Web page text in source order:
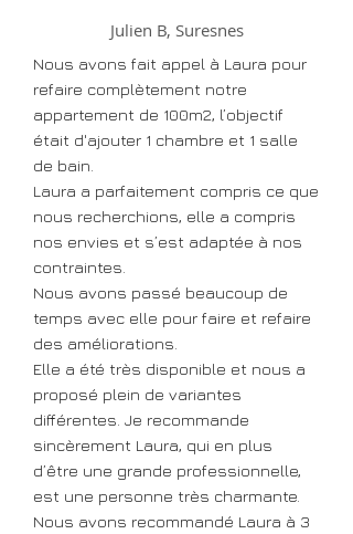
Julien B, Suresnes
Nous avons fait appel à Laura pour
refaire complètement notre
appartement de 100m2, l’objectif
était d'ajouter 1 chambre et 1 salle
de bain.
Laura a parfaitement compris ce que
nous recherchions, elle a compris
nos envies et s’est adaptée à nos
contraintes.
Nous avons passé beaucoup de
temps avec elle pour faire et refaire
des améliorations.
Elle a été très disponible et nous a
proposé plein de variantes
différentes. Je recommande
sincèrement Laura, qui en plus
d’être une grande professionnelle,
est une personne très charmante.
Nous avons recommandé Laura à 3